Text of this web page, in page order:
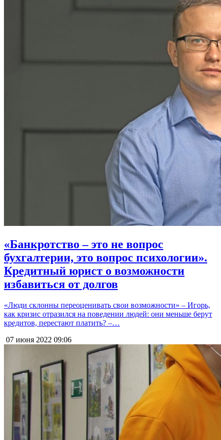
«Банкротство – это не вопрос
бухгалтерии, это вопрос психологии».
Кредитный юрист о возможности
избавиться от долгов
«Люди склонны переоценивать свои возможности» – Игорь,
как кризис отразился на поведении людей: они меньше берут
кредитов, перестают платить? –…
07 июня 2022 09:06